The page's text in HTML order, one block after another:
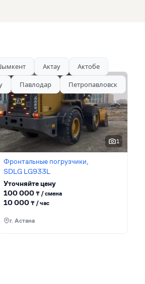
1
Фронтальные погрузчики,
SDLG LG933L
Уточняйте цену
100 000 ₸ / сменa
10 000 ₸ / час
г. Астана
Актау
Актобе
Павлодар
Петропавловск